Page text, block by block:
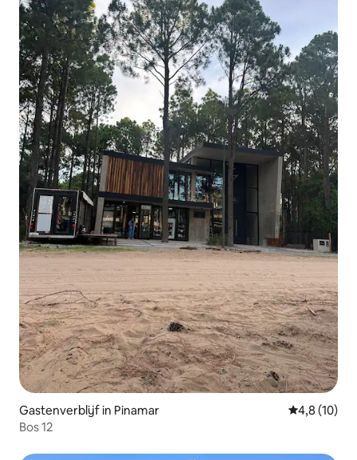
Gastenverblijf in Pinamar
4,8 (10)
Bos 12